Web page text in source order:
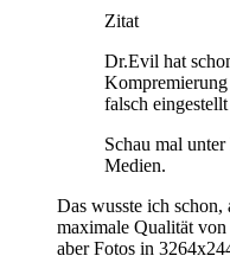
Zitat
Dr.Evil hat
falsch
Schau mal
Medien.
Das wusste ich
maximale Qualität
aber Fotos in